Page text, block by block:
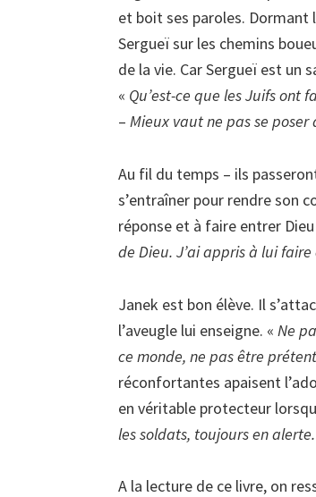
et boit ses paroles. Dormant
Sergueï sur les chemins
de la vie. Car Sergueï est un
« Qu’est-ce que les Juifs ont
– Mieux vaut ne pas se poser
Au fil du temps – ils
s’entraîner pour rendre son
réponse et à faire entrer
de Dieu. J’ai appris à lui
Janek est bon élève. Il
l’aveugle lui enseigne. « Ne
ce monde, ne pas être
réconfortantes apaisent
en véritable protecteur
les soldats, toujours en alerte.
A la lecture de ce livre, on